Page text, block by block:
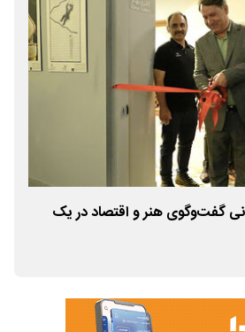
گفت‌وگوی هنر و اقتصاد در یک